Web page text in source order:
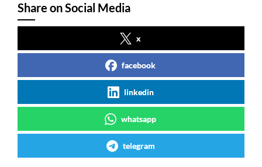
Share on Social Media
x
facebook
linkedin
whatsapp
telegram